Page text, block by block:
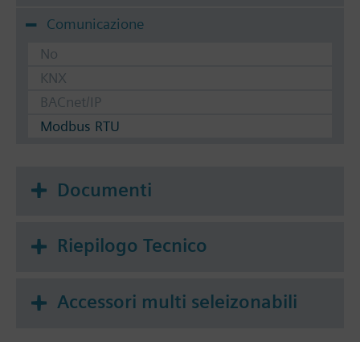
Comunicazione
No
KNX
BACnet/IP
Modbus RTU
Documenti
Riepilogo Tecnico
Accessori multi seleizonabili